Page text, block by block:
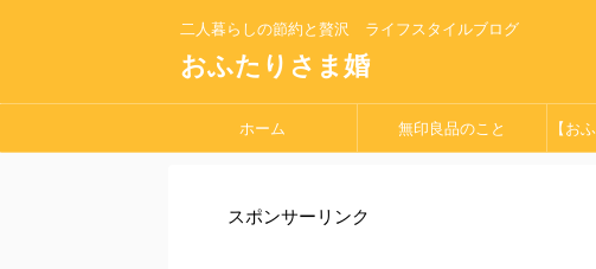
二人暮らしの節約と贅沢 ライフスタイルブログ
おふたりさま婚
ホーム 無印良品のこと 【お
スポンサーリンク